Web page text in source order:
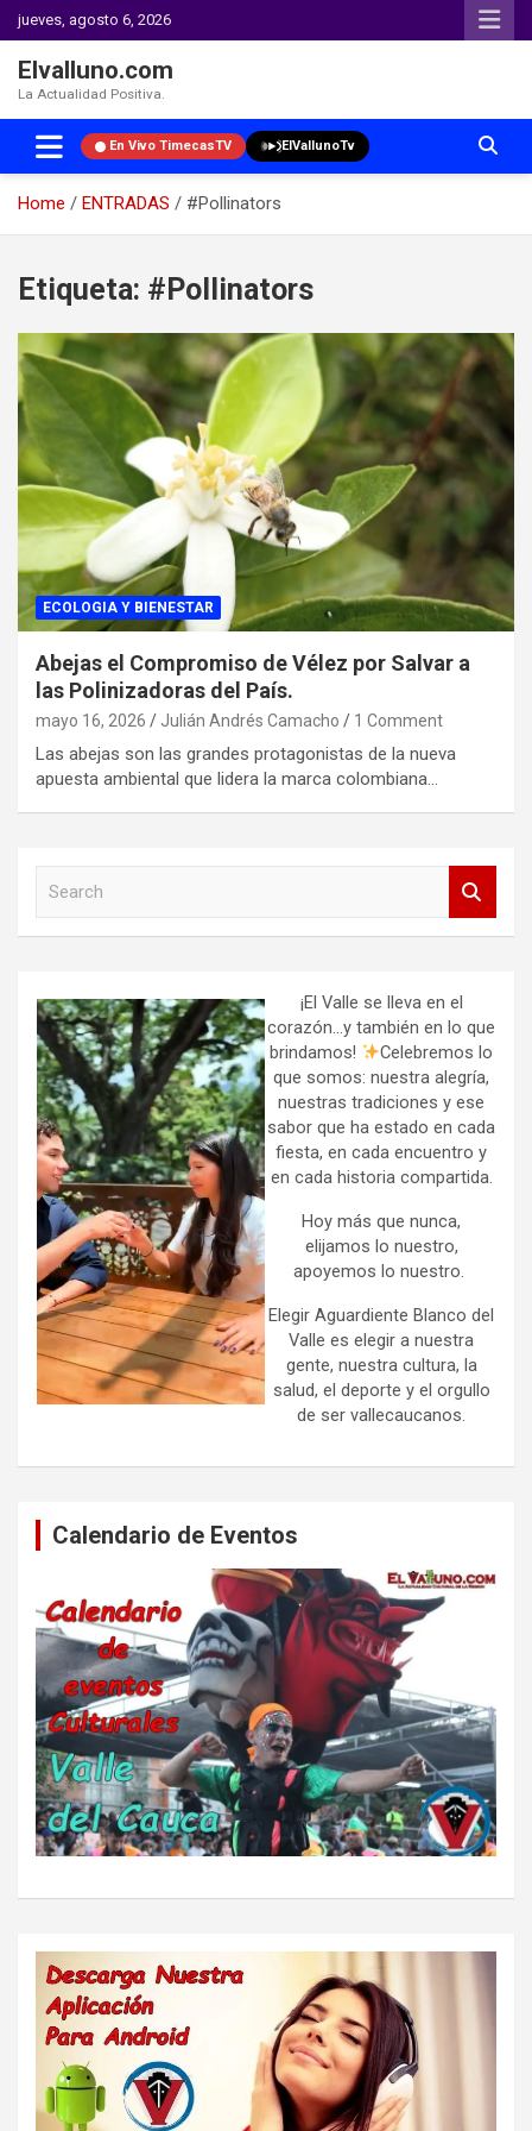
jueves, agosto 6, 2026
Elvalluno.com
La Actualidad Positiva.
En Vivo TimecasTV ElVallunoTv
Home ENTRADAS
#Pollinators
content
Etiqueta: #Pollinators
ECOLOGIA Y BIENESTAR
Abejas el Compromiso de Vélez por Salvar a
las Polinizadoras del País.
mayo 16, 2026 Julián Andrés Camacho 1 Comment
Las abejas son las grandes protagonistas de la nueva
apuesta ambiental que lidera la marca colombiana…
h
¡El Valle se lleva en el
corazón…y también en lo que
brindamos!
Celebremos lo
que somos: nuestra alegría,
nuestras tradiciones y ese
sabor que ha estado en cada
fiesta, en cada encuentro y
en cada historia compartida.
Hoy más que nunca,
elijamos lo nuestro,
apoyemos lo nuestro.
Elegir Aguardiente Blanco del
Valle es elegir a nuestra
gente, nuestra cultura, la
salud, el deporte y el orgullo
de ser vallecaucanos.
Calendario de Eventos